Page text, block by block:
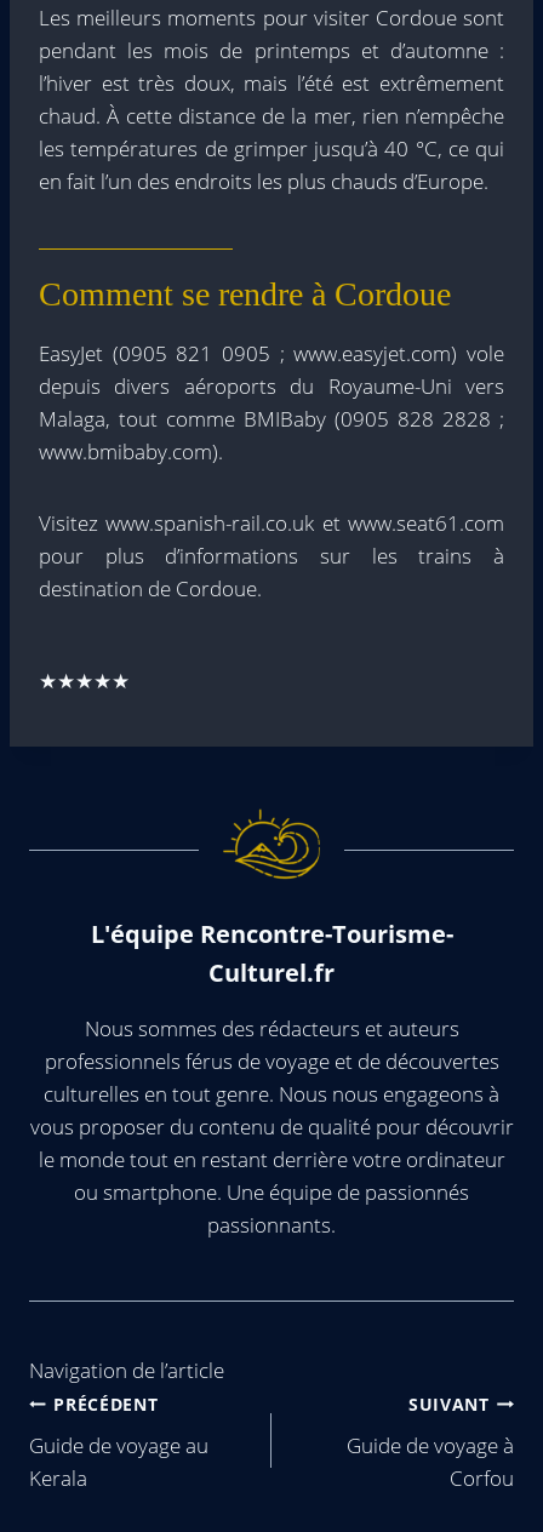
Les meilleurs moments pour visiter Cordoue sont
pendant les mois de printemps et d’automne :
l’hiver est très doux, mais l’été est extrêmement
chaud. À cette distance de la mer, rien n’empêche
les températures de grimper jusqu’à 40 °C, ce qui
en fait l’un des endroits les plus chauds d’Europe.
Comment se rendre à Cordoue
EasyJet (0905 821 0905 ; www.easyjet.com) vole
depuis divers aéroports du Royaume-Uni vers
Malaga, tout comme BMIBaby (0905 828 2828 ;
www.bmibaby.com).
Visitez www.spanish-rail.co.uk et www.seat61.com
pour plus d’informations sur les trains à
destination de Cordoue.
★★★★★
L'équipe Rencontre-Tourisme-
Culturel.fr
Nous sommes des rédacteurs et auteurs
professionnels férus de voyage et de découvertes
culturelles en tout genre. Nous nous engageons à
vous proposer du contenu de qualité pour découvrir
le monde tout en restant derrière votre ordinateur
ou smartphone. Une équipe de passionnés
passionnants.
Navigation de l’article
PRÉCÉDENT
Guide de voyage au
Kerala
SUIVANT
Guide de voyage à
Corfou